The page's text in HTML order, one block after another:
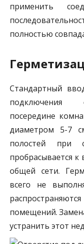
применить
полностью
Стандартный
подключения
посередине
диаметром 5-7
полостей при
пробрасывается
общей сети.
всего не
помещений.
устранить этот